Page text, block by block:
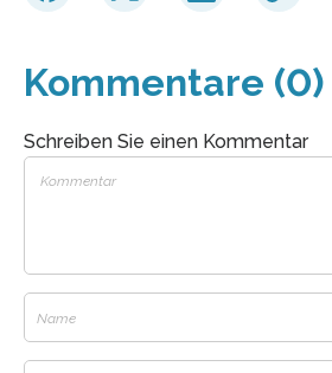
Kommentare (0)
Schreiben Sie einen Kommentar